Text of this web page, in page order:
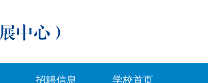
招聘信息 学校首页